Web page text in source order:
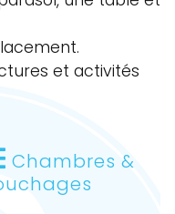
et activités
Chambres &